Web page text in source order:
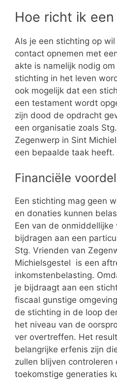
Hoe richt ik
Als je een stichting op
contact opnemen met
akte is namelijk nodig
stichting in het leven
ook mogelijk dat een
een testament wordt
zijn dood de opdracht
een organisatie zoals
Zegenwerp in Sint
een bepaalde taak heeft.
Financiële
Een stichting mag geen
en donaties kunnen
Een van de
bijdragen aan een
Stg. Vrienden van
Michielsgestel is een
inkomstenbelasting.
je bijdraagt aan een
fiscaal gunstige
de stichting in de loop
het niveau van de
ver overtreffen. Het
belangrijke erfenis zijn
zullen blijven controleren
toekomstige generaties